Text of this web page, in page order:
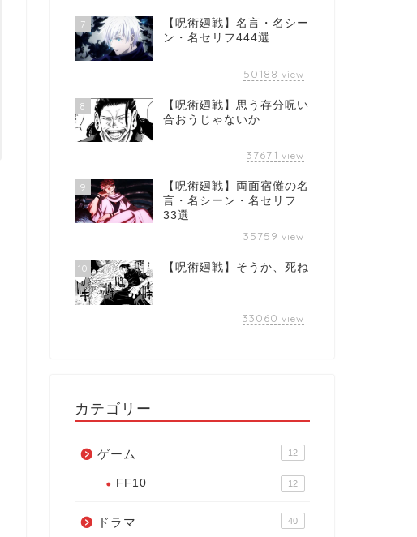
7
【呪術廻戦】名言・名シー
ン・名セリフ444選
50188 view
8
【呪術廻戦】思う存分呪い
合おうじゃないか
37671 view
9
【呪術廻戦】両面宿儺の名
言・名シーン・名セリフ
33選
35759 view
10 【呪術廻戦】そうか、死ね
33060 view
カテゴリー
ゲーム 12
FF10 12
ドラマ 40